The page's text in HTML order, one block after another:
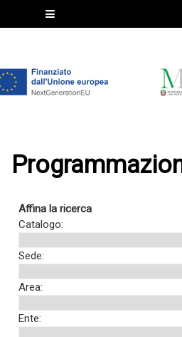
Affina la ricerca
Catalogo:
Sede:
Area:
Ente: